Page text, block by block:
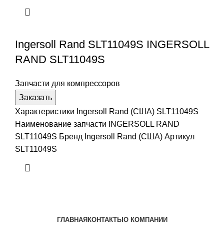
Ingersoll Rand SLT11049S INGERSOLL
RAND SLT11049S
Запчасти для компрессоров
Заказать
Характеристики Ingersoll Rand (США) SLT11049S
Наименование запчасти INGERSOLL RAND
SLT11049S Бренд Ingersoll Rand (США) Артикул
SLT11049S
ГЛАВНАЯКОНТАКТЫО КОМПАНИИ